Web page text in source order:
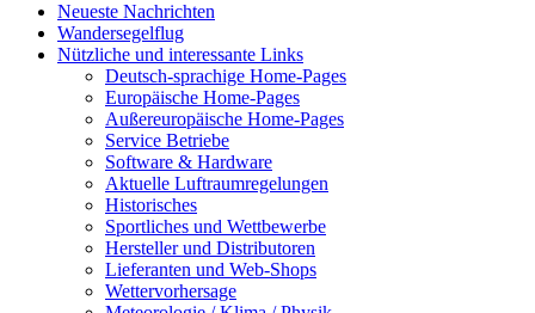
Neueste Nachrichten
Wandersegelflug
Nützliche und interessante Links
Deutsch-sprachige Home-Pages
Europäische Home-Pages
Außereuropäische Home-Pages
Service Betriebe
Software & Hardware
Aktuelle Luftraumregelungen
Historisches
Sportliches und Wettbewerbe
Hersteller und Distributoren
Lieferanten und Web-Shops
Wettervorhersage